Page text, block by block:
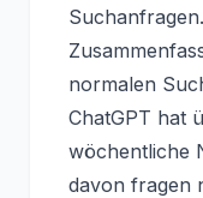
normalen
ChatGPT hat
wöchentliche
davon fragen